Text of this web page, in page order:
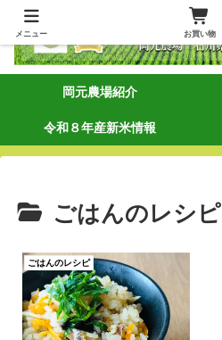
岡元農場紹介
令和８年産新米情報
ごはんのレシピ
ごはんのレシピ
メニュー お買い物